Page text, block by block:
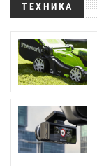
ТЕХНИКА